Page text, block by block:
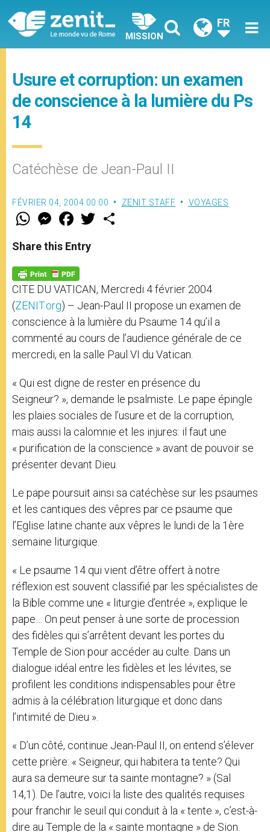
MISSION
FR
Usure et corruption: un examen
de conscience à la lumière du Ps
14
Catéchèse de Jean-Paul II
FÉVRIER 04, 2004 00:00 ZENIT STAFF VOYAGES
W
t
s
p
p
M
e
s
e
g
e
r
F
a
e
b
o
k
w
Share this Entry
CITE DU VATICAN, Mercredi 4 février 2004
(ZENIT.org) – Jean-Paul II propose un examen de
conscience à la lumière du Psaume 14 qu’il a
commenté au cours de l’audience générale de ce
mercredi, en la salle Paul VI du Vatican.
« Qui est digne de rester en présence du
Seigneur? », demande le psalmiste. Le pape épingle
les plaies sociales de l’usure et de la corruption,
mais aussi la calomnie et les injures: il faut une
« purification de la conscience » avant de pouvoir se
présenter devant Dieu.
Le pape poursuit ainsi sa catéchèse sur les psaumes
et les cantiques des vêpres par ce psaume que
l’Eglise latine chante aux vêpres le lundi de la 1ère
semaine liturgique.
« Le psaume 14 qui vient d’être offert à notre
réflexion est souvent classifié par les spécialistes de
la Bible comme une « liturgie d’entrée », explique le
pape… On peut penser à une sorte de procession
des fidèles qui s’arrêtent devant les portes du
Temple de Sion pour accéder au culte. Dans un
dialogue idéal entre les fidèles et les lévites, se
profilent les conditions indispensables pour être
admis à la célébration liturgique et donc dans
l’intimité de Dieu ».
« D’un côté, continue Jean-Paul II, on entend s’élever
cette prière: « Seigneur, qui habitera ta tente? Qui
aura sa demeure sur ta sainte montagne? » (Sal
14,1). De l’autre, voici la liste des qualités requises
pour franchir le seuil qui conduit à la « tente », c’est-à-
dire au Temple de la « sainte montagne » de Sion.